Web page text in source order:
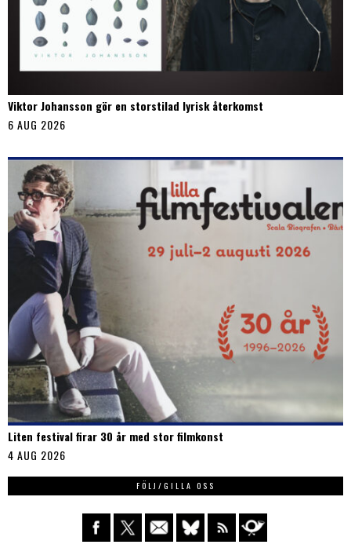
Viktor Johansson gör en storstilad lyrisk återkomst
6 AUG 2026
Liten festival firar 30 år med stor filmkonst
4 AUG 2026
FÖLJ/GILLA OSS